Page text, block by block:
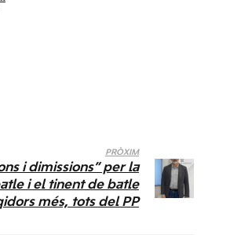
PRÒXIM
i dimissions” per la
i el tinent de batle
més, tots del PP